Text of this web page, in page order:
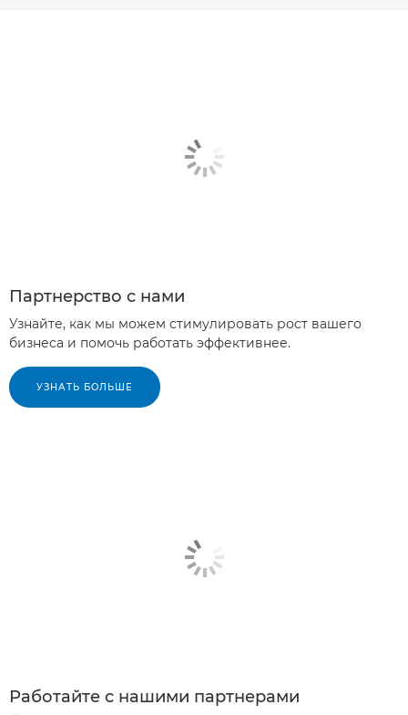
Партнерство с нами
Узнайте, как мы можем стимулировать рост вашего
бизнеса и помочь работать эффективнее.
УЗНАТЬ БОЛЬШЕ
Работайте с нашими партнерами